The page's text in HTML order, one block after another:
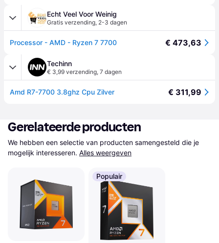
Echt Veel Voor Weinig
Gratis verzending, 2-3 dagen
Processor - AMD - Ryzen 7 7700 € 473,63
Techinn
€ 3,99 verzending, 7 dagen
Amd R7-7700 3.8ghz Cpu Zilver € 311,99
Gerelateerde producten
We hebben een selectie van producten samengesteld die je
mogelijk interesseren. Alles weergeven
Populair